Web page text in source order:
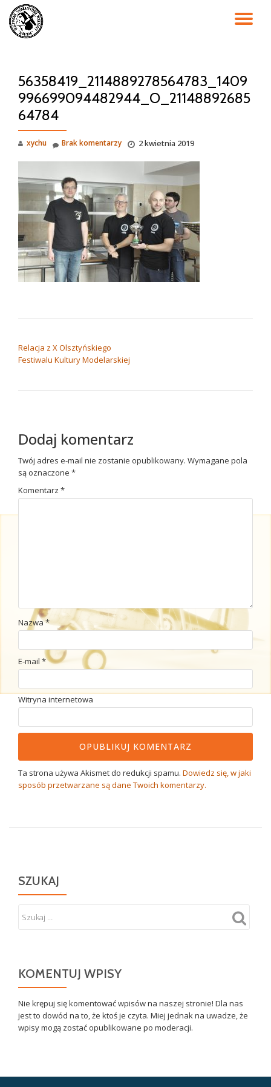
Przejdź
56358419_2114889278564783_1409
996699094482944_O_21148892685
64784
xychu 2 kwietnia 2019
Brak komentarzy
Relacja z X Olsztyńskiego
Festiwalu Kultury Modelarskiej
Dodaj komentarz
Twój adres e-mail nie zostanie opublikowany. Wymagane pola
są oznaczone *
Komentarz *
Nazwa*
E-mail *
Witryna internetowa
Ta strona używa Akismet do redukcji spamu. Dowiedz się, w jaki
sposób przetwarzane są dane Twoich komentarzy.
SZUKAJ
KOMENTUJ WPISY
Nie krępuj się komentować wpisów na naszej stronie! Dla nas
jest to dowód na to, że ktoś je czyta. Miej jednak na uwadze, że
wpisy mogą zostać opublikowane po moderacji.